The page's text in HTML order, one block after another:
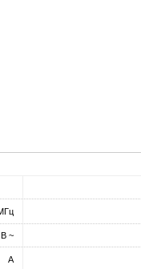
В ~
A